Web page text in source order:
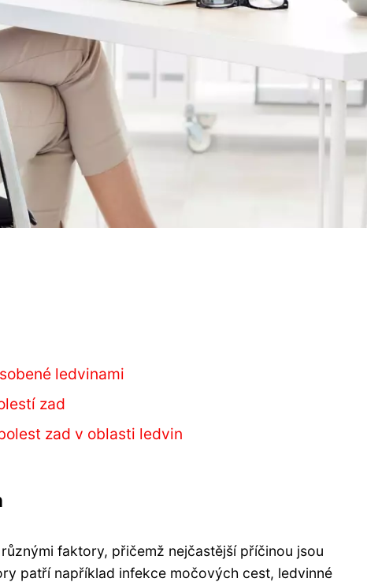
ledvinami
zad
zad v oblasti ledvin
faktory, přičemž nejčastější příčinou jsou
patří například infekce močových cest, ledvinné